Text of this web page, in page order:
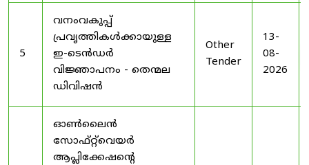
5
വനംവകുപ്പ്
പ്രവൃത്തികൾക്കായുള്ള
ഇ-ടെൻഡർ
വിജ്ഞാപനം - തെന്മല
ഡിവിഷൻ
Other
Tender
13-
08-
2026
ഓൺലൈൻ
സോഫ്റ്റ്‌വെയർ
ആപ്ലിക്കേഷന്റെ